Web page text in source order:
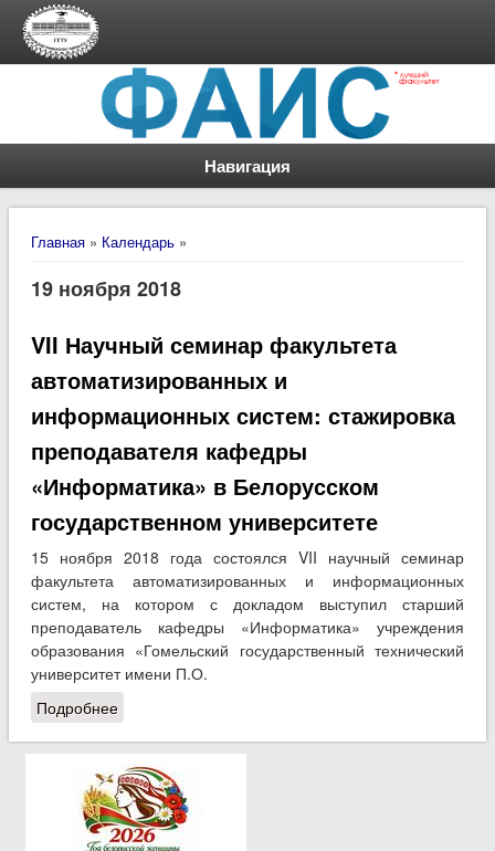
Навигация
Вы здесь
Главная» Календарь»
19 ноября 2018
VII Научный семинар факультета
автоматизированных и
информационных систем: стажировка
преподавателя кафедры
«Информатика» в Белорусском
государственном университете
15 ноября 2018 года состоялся VII научный семинар
факультета автоматизированных и информационных
систем, на котором с докладом выступил старший
преподаватель кафедры «Информатика» учреждения
образования «Гомельский государственный технический
университет имени П.О.
Подробнеео VII Научный семинар факультета
автоматизированных и информационных систем:
«Информатика» в Белорусском государственном
университете